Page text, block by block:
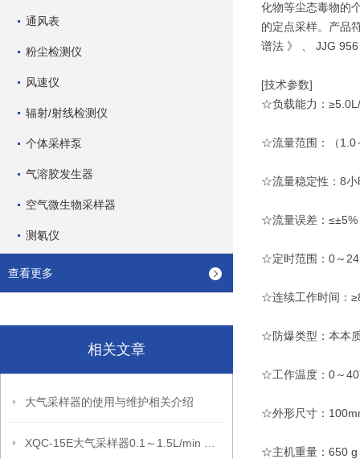
通风表
粉尘检测仪
风速仪
辐射/射线检测仪
个体采样泵
气溶胶发生器
空气微生物采样器
测氡仪
查看更多
相关文章
大气采样器的使用与维护相关介绍
化物等尘态毒物的
的定点采样。产品
谱法 》 、 JJG
[技术参数]
☆负载能力：
☆流量范围：（1.0
☆流量稳定性：8小
☆流量误差：≤±5%
☆定时范围：0～
☆连续工作时间：
☆防爆类型：本本
☆工作温度：0～
☆外形尺寸：
☆主机重量：650 g